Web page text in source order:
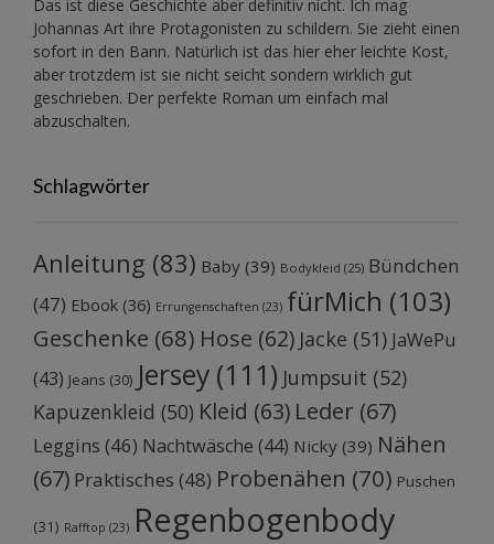
Das ist diese Geschichte aber definitiv nicht. Ich mag
Johannas Art ihre Protagonisten zu schildern. Sie zieht einen
sofort in den Bann. Natürlich ist das hier eher leichte Kost,
aber trotzdem ist sie nicht seicht sondern wirklich gut
geschrieben. Der perfekte Roman um einfach mal
abzuschalten.
Schlagwörter
Anleitung (83) Baby (39) Bodykleid (25) Bündchen
(47) Ebook (36) Errungenschaften (23) fürMich (103)
Geschenke (68) Hose (62) Jacke (51) JaWePu
(43) Jeans (30) Jersey (111) Jumpsuit (52)
Kapuzenkleid (50) Kleid (63) Leder (67)
Leggins (46) Nachtwäsche (44) Nicky (39) Nähen
(67) Praktisches (48) Probenähen (70) Puschen
(31) Rafftop (23) Regenbogenbody